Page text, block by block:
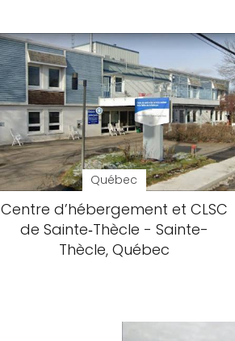
Québec
Centre d’hébergement et CLSC
de Sainte‑Thècle - Sainte-
Thècle, Québec